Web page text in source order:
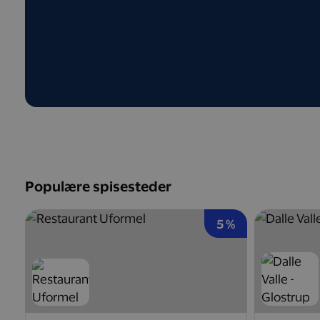
Populære spisesteder
5 %